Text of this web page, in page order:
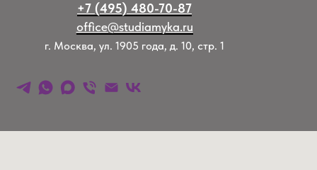
+7 (495) 480-70-87
office@studiamyka.ru
г. Москва, ул. 1905 года, д. 10, стр. 1